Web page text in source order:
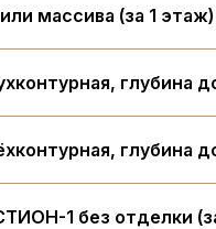
массива (за 1 этаж)
глубина
глубина
1 без отделки